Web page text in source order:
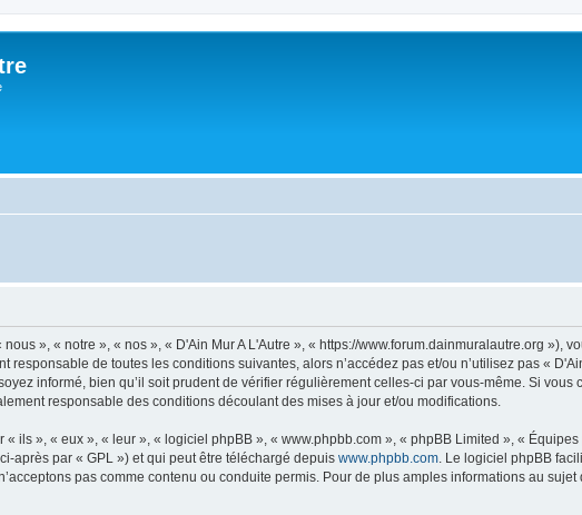
», « notre », « nos », « D'Ain Mur A L'Autre », « https://www.forum.dainmuralautre.org »),
responsable de toutes les conditions suivantes, alors n’accédez pas et/ou n’utilisez pas «
informé, bien qu’il soit prudent de vérifier régulièrement celles-ci par vous-même. Si vous
responsable des conditions découlant des mises à jour et/ou modifications.
ils », « eux », « leur », « logiciel phpBB », « www.phpbb.com », « phpBB Limited », «
après par « GPL ») et qui peut être téléchargé depuis www.phpbb.com. Le logiciel phpBB
pas comme contenu ou conduite permis. Pour de plus amples informations au